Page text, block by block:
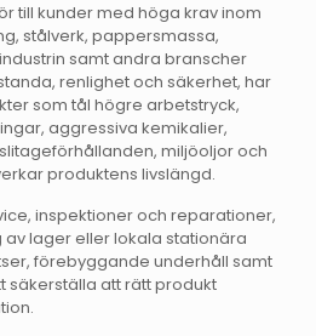
till kunder med höga krav inom
stålverk, pappersmassa,
samt andra branscher
renlighet och säkerhet, har
som tål högre arbetstryck,
aggressiva kemikalier,
miljöoljor och
produktens livslängd.
inspektioner och reparationer,
lager eller lokala stationära
förebyggande underhåll samt
säkerställa att rätt produkt